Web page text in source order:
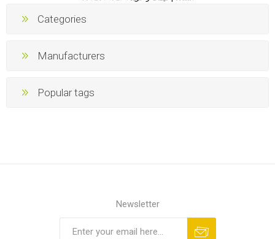
Categories
Manufacturers
Popular tags
Newsletter